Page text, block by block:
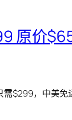
原价
$299，中美免